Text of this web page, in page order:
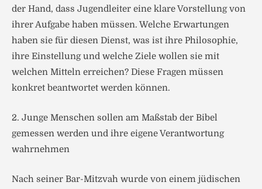
der Hand, dass Jugendleiter eine klare Vorstellung von
ihrer Aufgabe haben müssen. Welche Erwartungen
haben sie für diesen Dienst, was ist ihre Philosophie,
ihre Einstellung und welche Ziele wollen sie mit
welchen Mitteln erreichen? Diese Fragen müssen
konkret beantwortet werden können.
2. Junge Menschen sollen am Maßstab der Bibel
gemessen werden und ihre eigene Verantwortung
wahrnehmen
Nach seiner Bar-Mitzvah wurde von einem jüdischen